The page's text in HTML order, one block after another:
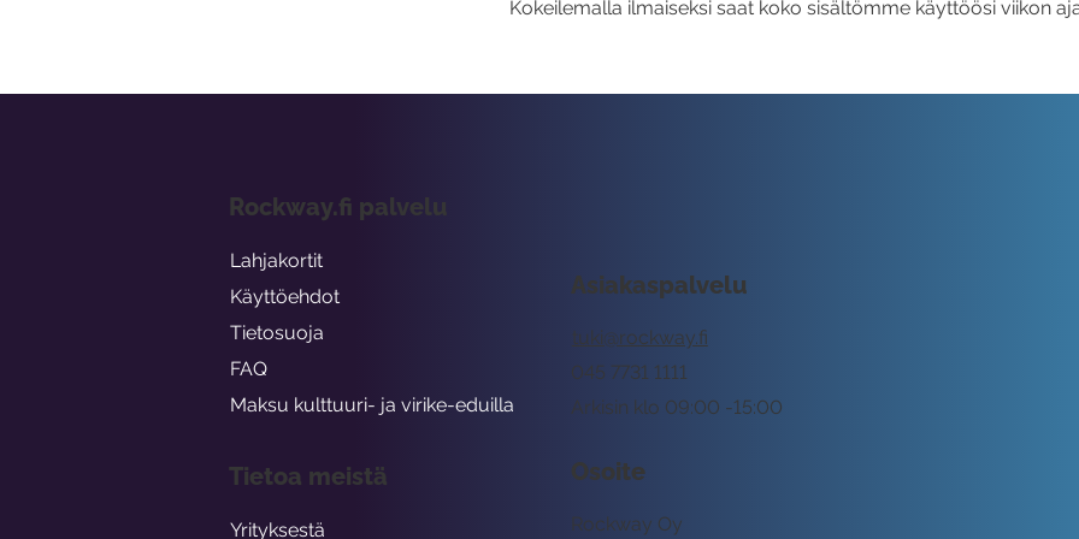
Kokeilemalla ilmaiseksi saat koko sisältömme käyttöösi viikon
Asiakaspalvelu
tuki@rockway.fi
Arkisin klo 09:00 -15:00
045 7731 1111
Osoite
Rockway Oy
Rockway.fi palvelu
Lahjakortit
Käyttöehdot
Tietosuoja
FAQ
Maksu kulttuuri- ja virike-eduilla
Tietoa meistä
Yrityksestä